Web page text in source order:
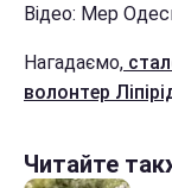
Відео: Мер
Нагадаємо,
волонтер
Читайте